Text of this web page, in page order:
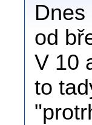
od
V 10
to